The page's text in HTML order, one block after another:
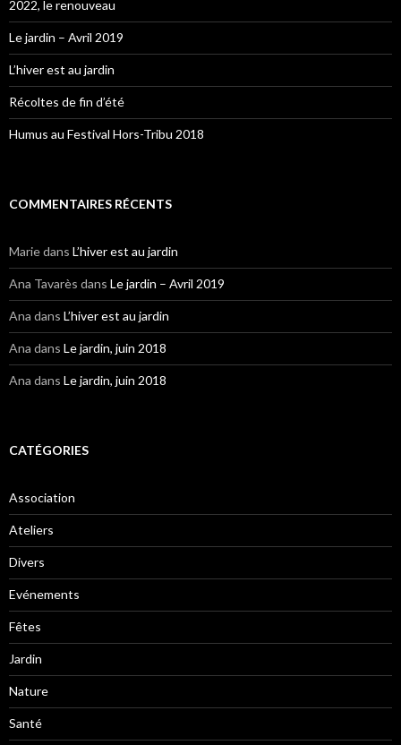
2022, le renouveau
Le jardin – Avril 2019
L’hiver est au jardin
Récoltes de fin d’été
Humus au Festival Hors-Tribu 2018
COMMENTAIRES RÉCENTS
Mariedans L’hiver est au jardin
Ana Tavarès dans Le jardin – Avril 2019
Ana dans L’hiver est au jardin
Ana dans Le jardin, juin 2018
Ana dans Le jardin, juin 2018
CATÉGORIES
Association
Ateliers
Divers
Evénements
Fêtes
Jardin
Nature
Santé